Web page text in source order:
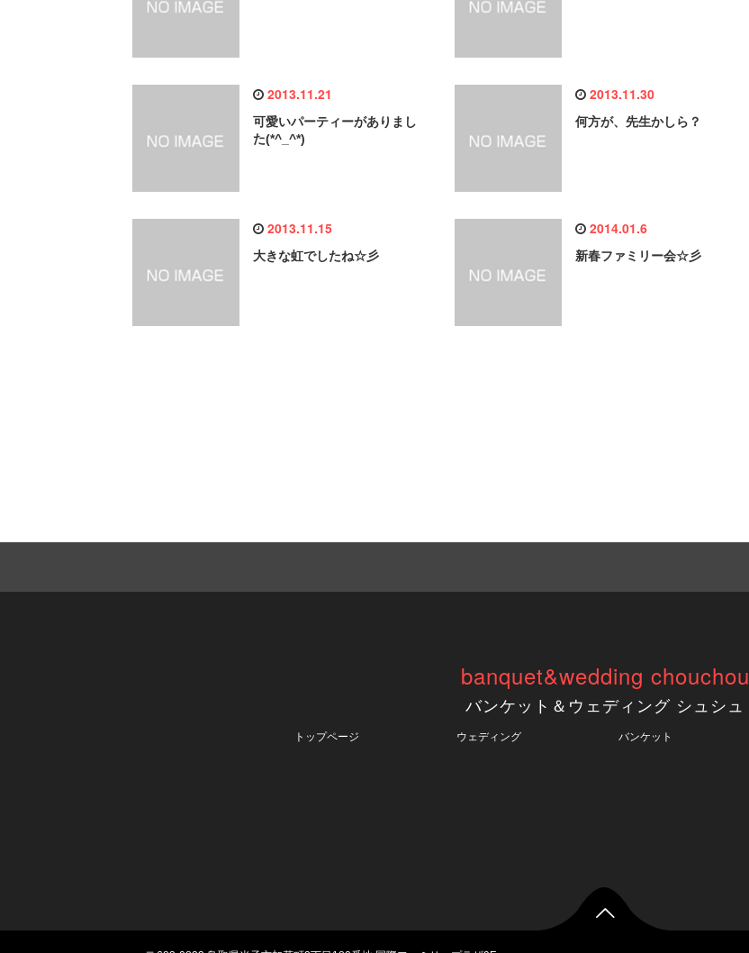
2013.11.21
可愛いパーティーがありまし
た(*^_^*)
2013.11.30
何方が、先生かしら？
2013.11.15
大きな虹でしたね☆彡
2014.01.6
新春ファミリー会☆彡
banquet&wedding chouchou
バンケット＆ウェディング シュシュ
トップページ ウェディング バンケット
